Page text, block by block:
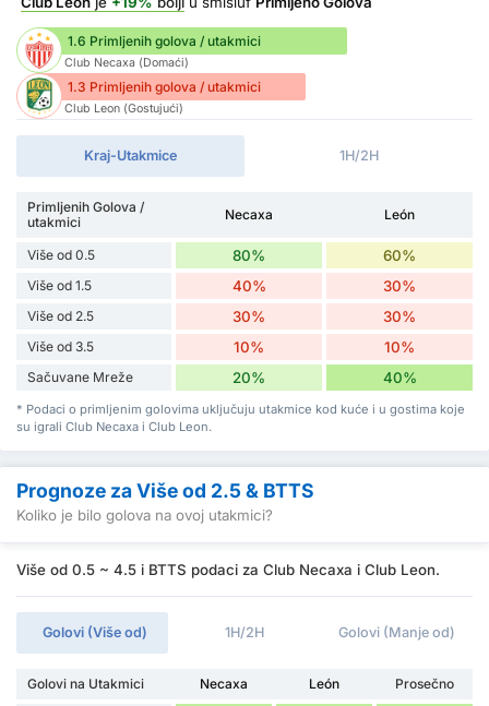
1.6 Primljenih golova / utakmici
Club Necaxa (Domaći)
1.3 Primljenih golova / utakmici
Club Leon (Gostujući)
Kraj-Utakmice 1H/2H
Primljenih Golova /
utakmici
Necaxa León
Više od 0.5 80% 60%
Više od 1.5 40% 30%
Više od 2.5 30% 30%
Više od 3.5 10% 10%
Sačuvane Mreže 20% 40%
* Podaci o primljenim golovima uključuju utakmice kod kuće i u gostima koje
su igrali Club Necaxa i Club Leon.
Prognoze za Više od 2.5 & BTTS
Koliko je bilo golova na ovoj utakmici?
Više od 0.5 ~ 4.5 i BTTS podaci za Club Necaxa i Club Leon.
Golovi (Više od) 1H/2H Golovi (Manje od)
Golovi na Utakmici Necaxa León
Prosečno